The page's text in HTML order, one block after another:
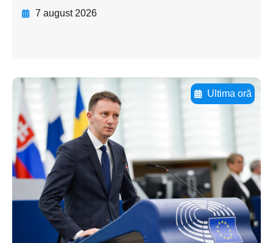
7 august 2026
Ultima oră
Adaugă aici textul pentru
subtitluAdaugă aici
textul pentru
subtitluAdaugă aici
textul pentru
subtitluAdaugă aici
textul pentru subti